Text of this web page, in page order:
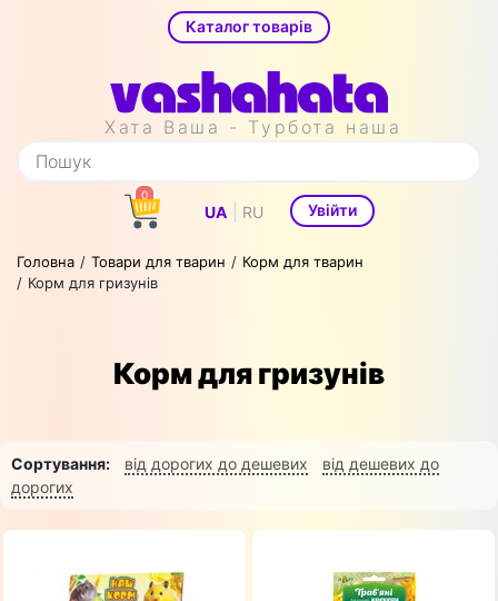
Каталог товарів
Хата Ваша - Турбота наша
0
UA RU Увійти
Головна Товари для тварин
Корм для тварин
Корм для гризунів
Корм для гризунів
Сортування: від дорогих до дешевих
від дешевих до
дорогих